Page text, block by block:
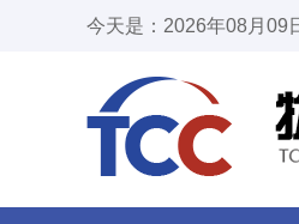
今天是：2026年08月09